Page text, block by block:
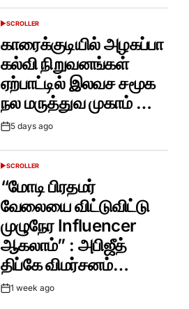
POSTED
SCROLLER
காரைக்குடியில் அழகப்பா
கல்வி நிறுவனங்கள்
ஏற்பாட்டில் இலவச சமூக
நல மருத்துவ முகாம் …
Post5 days ago
POSTED
SCROLLER
“மோடி பிரதமர்
வேலையை விட்டுவிட்டு
முழுநேர Influencer
ஆகலாம்” : அபிஜீத்
திப்கே விமர்சனம்…
Post1 week ago